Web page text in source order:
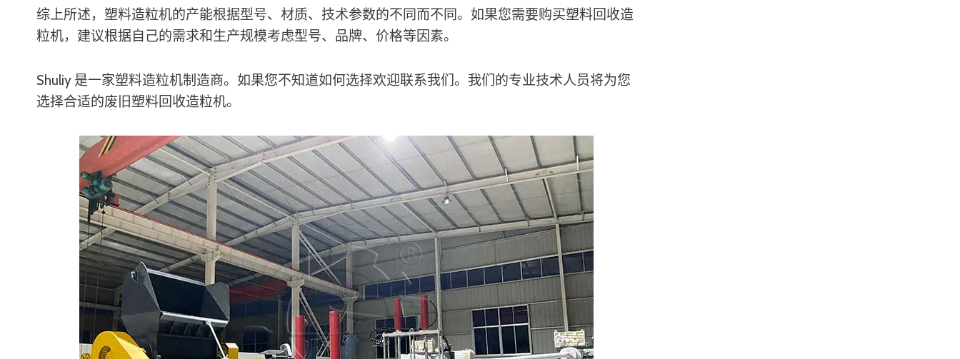
综上所述，塑料造粒机的产能根据型号、材质、技术参数的不同而不同。如果您需要购买塑料回收造
粒机，建议根据自己的需求和生产规模考虑型号、品牌、价格等因素。
Shuliy 是一家塑料造粒机制造商。如果您不知道如何选择欢迎联系我们。我们的专业技术人员将为您
选择合适的废旧塑料回收造粒机。